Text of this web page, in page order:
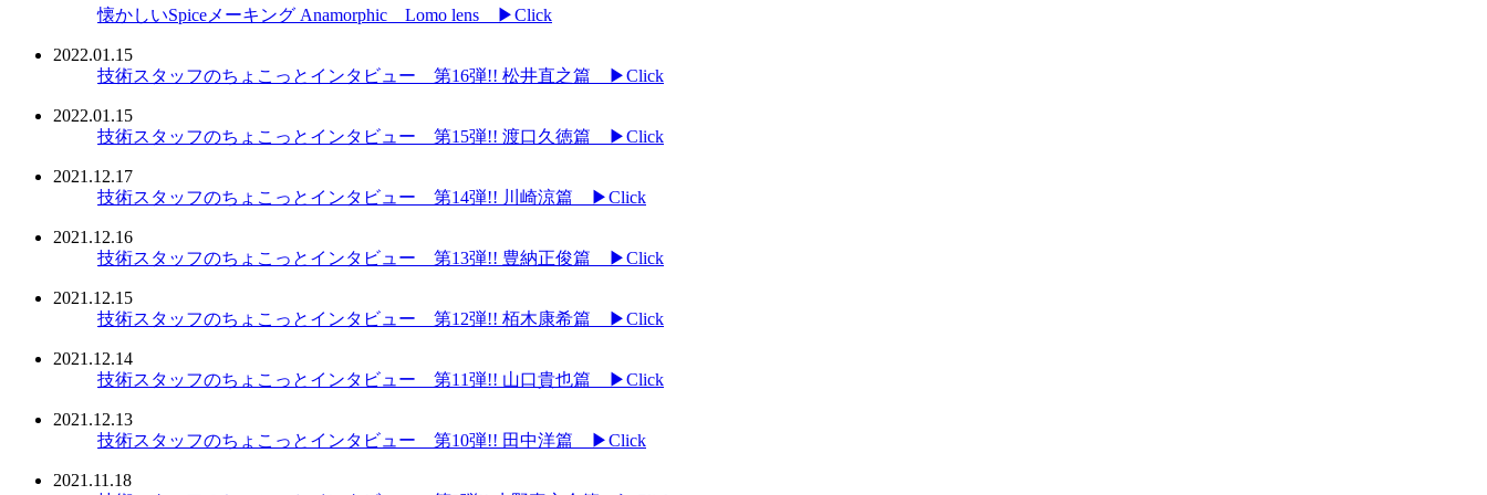
懐かしいSpiceメーキング Anamorphic Lomo lens ▶Click
2022.01.15
技術スタッフのちょこっとインタビュー 第16弾!! 松井直之篇 ▶Click
2022.01.15
技術スタッフのちょこっとインタビュー 第15弾!! 渡口久徳篇 ▶Click
2021.12.17
技術スタッフのちょこっとインタビュー 第14弾!! 川崎涼篇 ▶Click
2021.12.16
技術スタッフのちょこっとインタビュー 第13弾!! 豊納正俊篇 ▶Click
2021.12.15
技術スタッフのちょこっとインタビュー 第12弾!! 栢木康希篇 ▶Click
2021.12.14
技術スタッフのちょこっとインタビュー 第11弾!! 山口貴也篇 ▶Click
2021.12.13
技術スタッフのちょこっとインタビュー 第10弾!! 田中洋篇 ▶Click
2021.11.18